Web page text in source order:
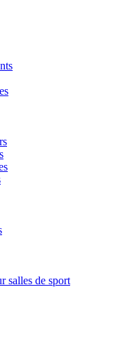
salles de sport